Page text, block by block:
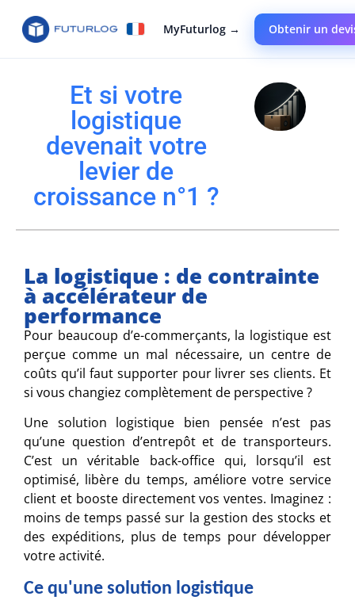
MyFuturlog → Obtenir un
Et si votre
logistique
devenait votre
levier de
croissance n°1 ?
La logistique : de contrainte
à accélérateur de
performance
Pour beaucoup d’e-commerçants, la logistique est
perçue comme un mal nécessaire, un centre de
coûts qu’il faut supporter pour livrer ses clients. Et
si vous changiez complètement de perspective ?
Une solution logistique bien pensée n’est pas
qu’une question d’entrepôt et de transporteurs.
C’est un véritable back-office qui, lorsqu’il est
optimisé, libère du temps, améliore votre service
client et booste directement vos ventes. Imaginez :
moins de temps passé sur la gestion des stocks et
des expéditions, plus de temps pour développer
votre activité.
Ce qu'une solution logistique